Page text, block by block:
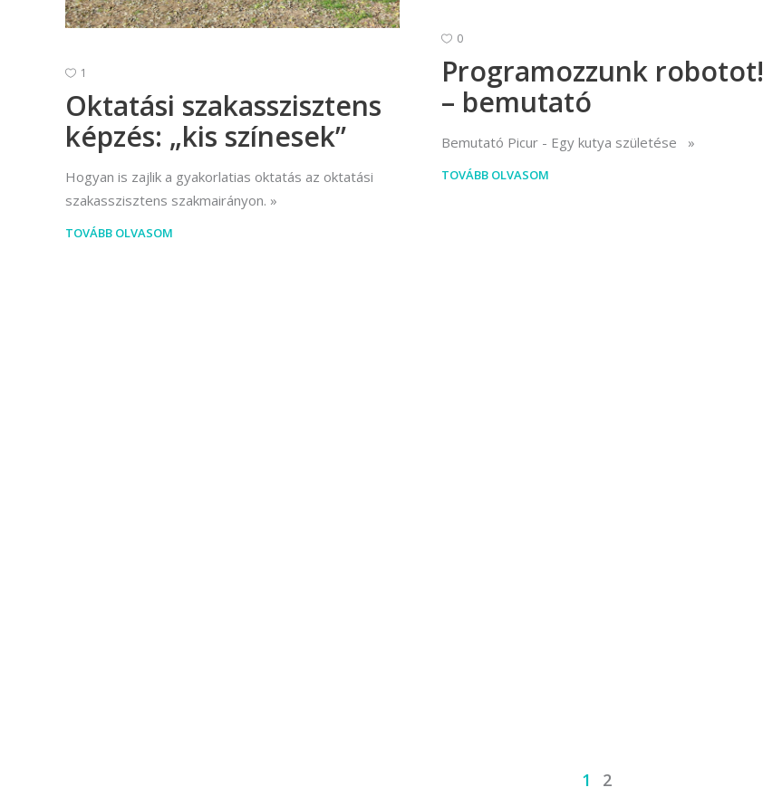
1
Oktatási szakasszisztens
képzés: „kis színesek”
Hogyan is zajlik a gyakorlatias oktatás az oktatási
szakasszisztens szakmairányon.
TOVÁBB OLVASOM
0
Programozzunk robotot!
– bemutató
Bemutató Picur - Egy kutya születése
TOVÁBB OLVASOM
1 2